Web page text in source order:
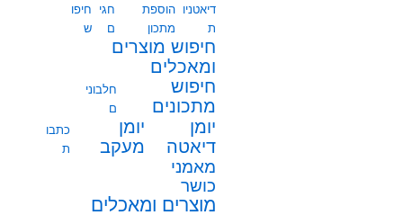
דיאטניו
ת
הוספת
מתכון
חגי
ם
חיפו
ש
חיפוש מוצרים
ומאכלים
חיפוש
מתכונים
חלבוני
ם
יומן
דיאטה
יומן
מעקב
כתבו
ת
מאמני
כושר
מוצרים ומאכלים